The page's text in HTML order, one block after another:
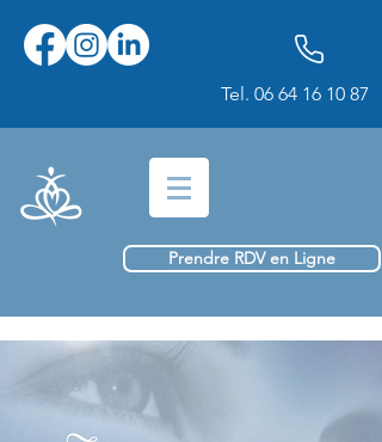
Tel. 06 64 16 10 87
Prendre RDV en Ligne